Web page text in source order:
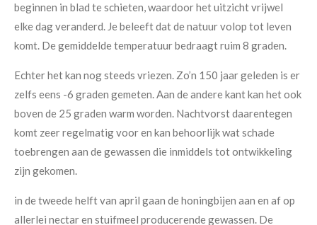
beginnen in blad te schieten, waardoor het uitzicht vrijwel
elke dag veranderd. Je beleeft dat de natuur volop tot leven
komt. De gemiddelde temperatuur bedraagt ruim 8 graden.
Echter het kan nog steeds vriezen. Zo’n 150 jaar geleden is er
zelfs eens -6 graden gemeten. Aan de andere kant kan het ook
boven de 25 graden warm worden. Nachtvorst daarentegen
komt zeer regelmatig voor en kan behoorlijk wat schade
toebrengen aan de gewassen die inmiddels tot ontwikkeling
zijn gekomen.
in de tweede helft van april gaan de honingbijen aan en af op
allerlei nectar en stuifmeel producerende gewassen. De